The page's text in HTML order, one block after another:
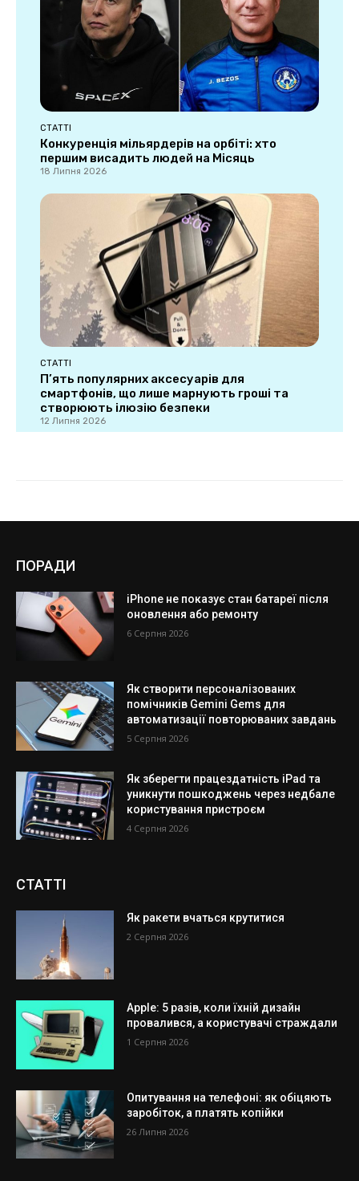
ПОРАДИ
iPhone не показує стан батареї після
оновлення або ремонту
6 Серпня 2026
Як створити персоналізованих
помічників Gemini Gems для
автоматизації повторюваних завдань
5 Серпня 2026
Як зберегти працездатність iPad та
уникнути пошкоджень через недбале
користування пристроєм
4 Серпня 2026
СТАТТІ
Як ракети вчаться крутитися
2 Серпня 2026
Apple: 5 разів, коли їхній дизайн
провалився, а користувачі страждали
1 Серпня 2026
Опитування на телефоні: як обіцяють
заробіток, а платять копійки
26 Липня 2026